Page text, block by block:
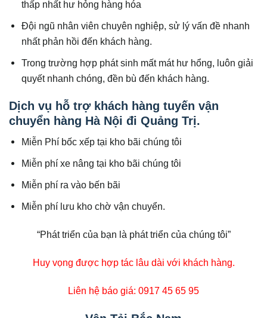
thấp nhất hư hỏng hàng hóa
Đội ngũ nhân viên chuyên nghiệp, sử lý vấn đề nhanh
nhất phản hồi đến khách hàng.
Trong trường hợp phát sinh mất mát hư hổng, luôn giải
quyết nhanh chóng, đền bù đến khách hàng.
Dịch vụ hỗ trợ khách hàng tuyến vận
chuyển hàng Hà Nội đi Quảng Trị.
Miễn Phí bốc xếp tại kho bãi chúng tôi
Miễn phí xe nâng tại kho bãi chúng tôi
Miễn phí ra vào bến bãi
Miễn phí lưu kho chờ vận chuyển.
“Phát triển của bạn là phát triển của chúng tôi”
Huy vọng được hợp tác lâu dài với khách hàng.
Liên hệ báo giá: 0917 45 65 95